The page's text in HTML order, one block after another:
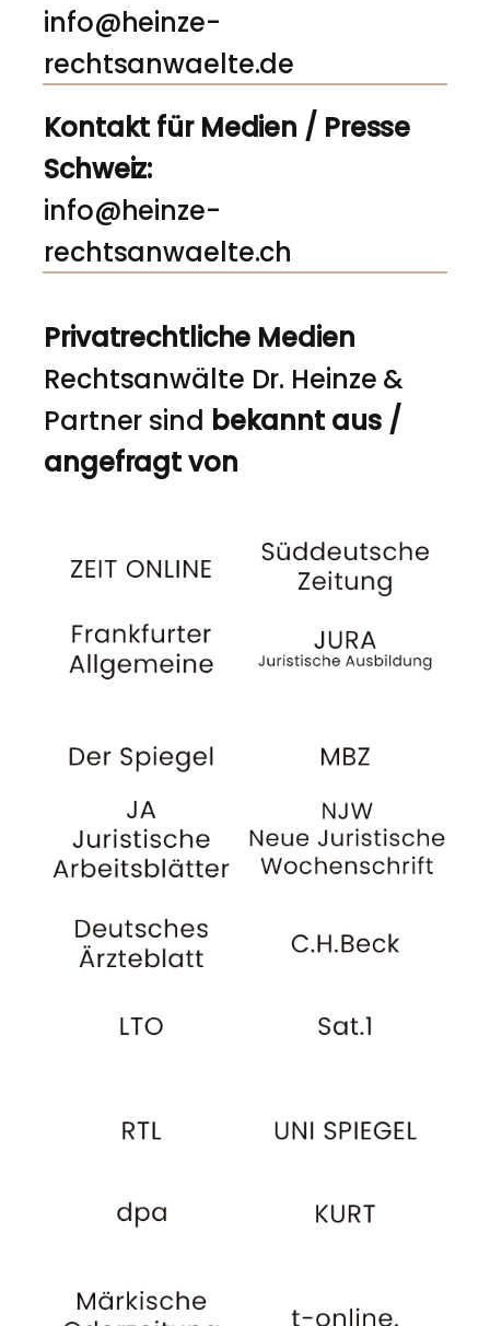
info@heinze-
rechtsanwaelte.de
Kontakt für Medien / Presse
Schweiz:
info@heinze-
rechtsanwaelte.ch
Privatrechtliche Medien
Rechtsanwälte Dr. Heinze &
Partner sind bekannt aus /
angefragt von